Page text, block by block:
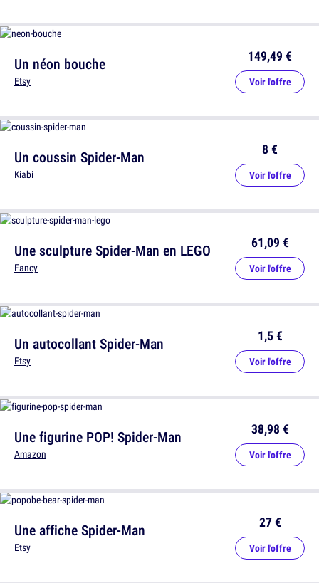
Un coussin Spider-Man
Kiabi
8 €
Voir l'offre
Un autocollant Spider-Man
Etsy
1,5 €
Voir l'offre
Une affiche Spider-Man
Etsy
27 €
Voir l'offre
Un néon bouche
Etsy
149,49 €
Voir l'offre
Une sculpture Spider-Man en LEGO
Fancy
61,09 €
Voir l'offre
Une figurine POP! Spider-Man
Amazon
38,98 €
Voir l'offre